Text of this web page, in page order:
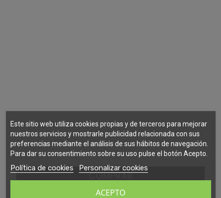
COMPRAR
Este sitio web utiliza cookies propias y de terceros para mejorar
nuestros servicios y mostrarle publicidad relacionada con sus
preferencias mediante el análisis de sus hábitos de navegación.
Para dar su consentimiento sobre su uso pulse el botón Acepto.
Política de cookies Personalizar cookies
ACEPTO